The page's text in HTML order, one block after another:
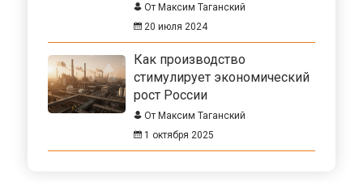
От Максим Таганский
20 июля 2024
Как производство
стимулирует экономический
рост России
От Максим Таганский
1 октября 2025